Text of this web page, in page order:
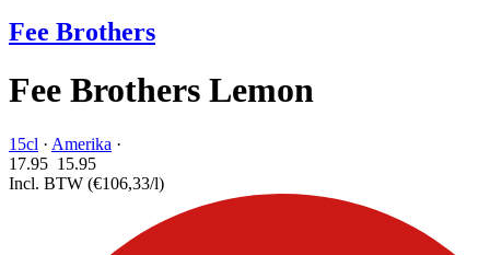
Fee Brothers
Fee Brothers Lemon
15cl · Amerika ·
17.95 15.95
Incl. BTW (€106,33/l)